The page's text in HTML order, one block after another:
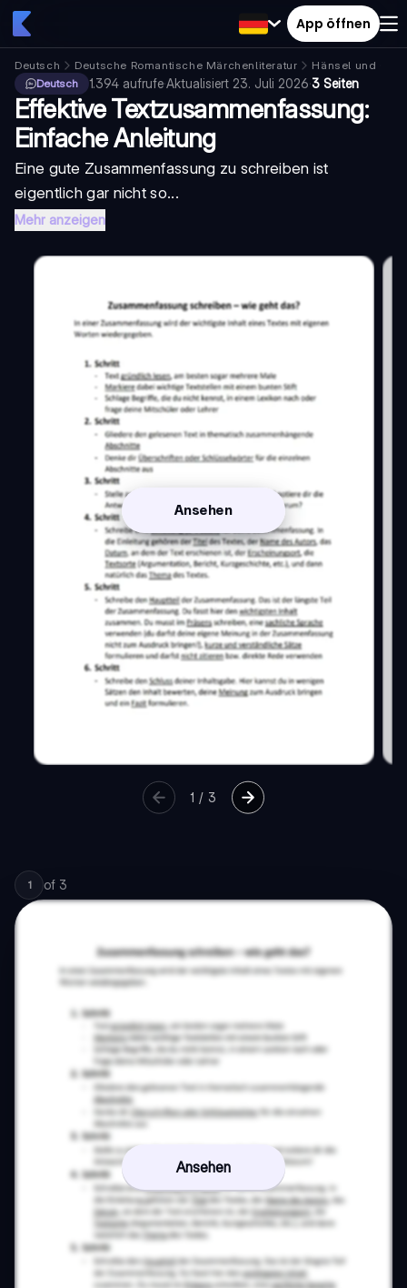
App öffnen
Deutsch Deutsche Romantische Märchenliteratur
Hänsel und
Deutsch
1.394 aufrufe·Aktualisiert 23. Juli 2026·3 Seiten
Effektive Textzusammenfassung:
Einfache Anleitung
Eine gute Zusammenfassung zu schreiben ist
eigentlich gar nicht so...
Mehr anzeigen
Ansehen
1 / 3
1 of 3
Ansehen